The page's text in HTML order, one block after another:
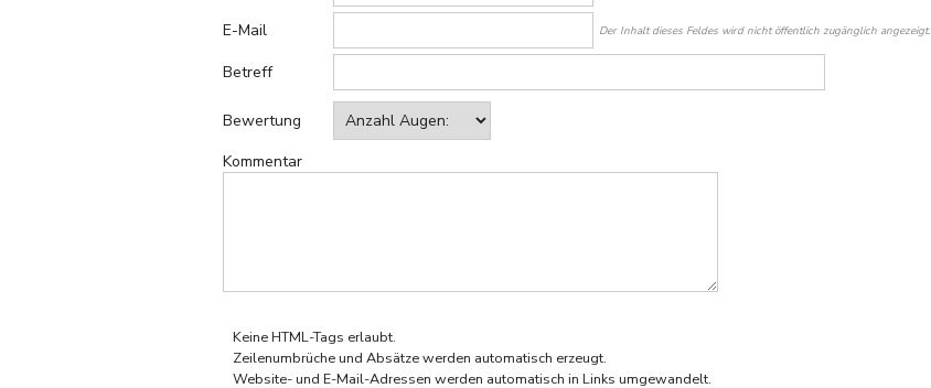
E-Mail
Der Inhalt dieses Feldes wird nicht öffentlich zugänglich angezeigt.
Betreff
Bewertung
Kommentar
Keine HTML-Tags erlaubt.
Zeilenumbrüche und Absätze werden automatisch erzeugt.
Website- und E-Mail-Adressen werden automatisch in Links umgewandelt.